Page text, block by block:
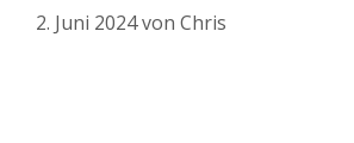
2. Juni 2024von Chris